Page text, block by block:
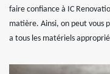
faire confiance à IC
matière. Ainsi, on peut vous
a tous les matériels